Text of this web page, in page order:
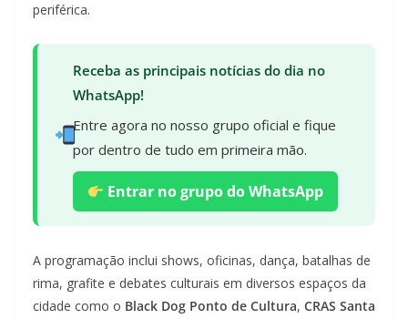
periférica.
Receba as principais notícias do dia no
WhatsApp!
Entre agora no nosso grupo oficial e fique
por dentro de tudo em primeira mão.
Entrar no grupo do WhatsApp
A programação inclui shows, oficinas, dança, batalhas de
rima, grafite e debates culturais em diversos espaços da
cidade como o Black Dog Ponto de Cultura, CRAS Santa